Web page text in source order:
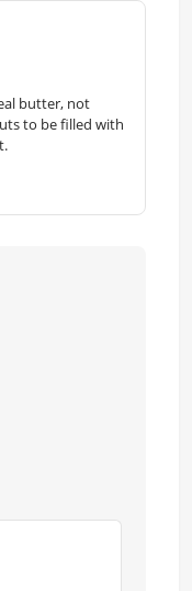
butter, not
to be filled with